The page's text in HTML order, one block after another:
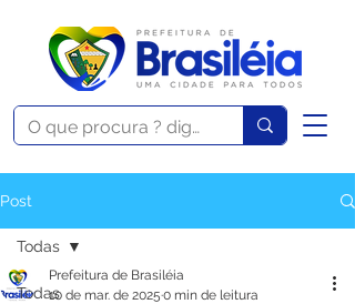
Post
Todas
Todas
Prefeitura de Brasiléia
10 de mar. de 2025 0 min de leitura